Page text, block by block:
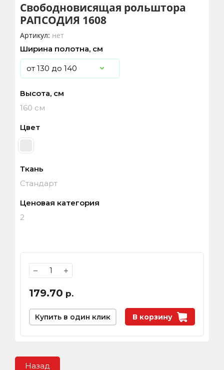
Свободновисящая рольштора
РАПСОДИЯ 1608
Артикул: нет
Ширина полотна, см
Высота, см
160 см
Цвет
Ткань
Стандарт
Ценовая категория
2
− +
179.70 р.
В корзину
Купить в один клик
Назад